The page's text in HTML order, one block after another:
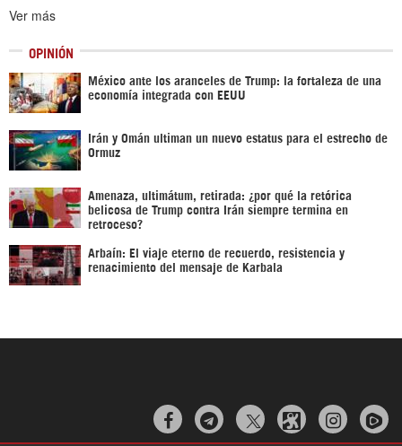
Ver más
OPINIÓN
México ante los aranceles de Trump: la fortaleza de una
economía integrada con EEUU
Irán y Omán ultiman un nuevo estatus para el estrecho de
Ormuz
Amenaza, ultimátum, retirada: ¿por qué la retórica
belicosa de Trump contra Irán siempre termina en
retroceso?
Arbaín: El viaje eterno de recuerdo, resistencia y
renacimiento del mensaje de Karbala
  